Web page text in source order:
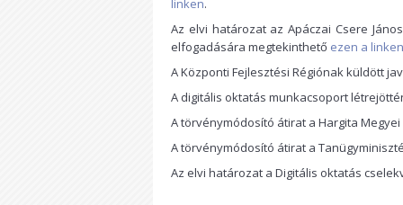
linken.
Az elvi határozat az Apáczai Csere
elfogadására megtekinthető ezen a linken
A Központi Fejlesztési Régiónak küldött
A digitális oktatás munkacsoport
A törvénymódosító átirat a Hargita
A törvénymódosító átirat a
Az elvi határozat a Digitális oktatás